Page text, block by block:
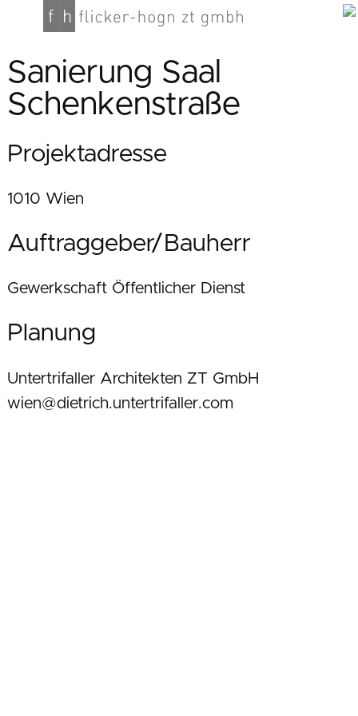
Sanierung Saal
Schenkenstraße
Projektadresse
1010 Wien
Auftraggeber/Bauherr
Gewerkschaft Öffentlicher Dienst
Planung
Untertrifaller Architekten ZT GmbH
wien@dietrich.untertrifaller.com